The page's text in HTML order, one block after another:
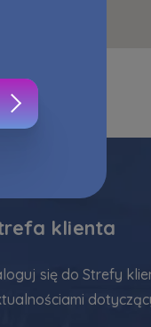
klienta
się do Strefy